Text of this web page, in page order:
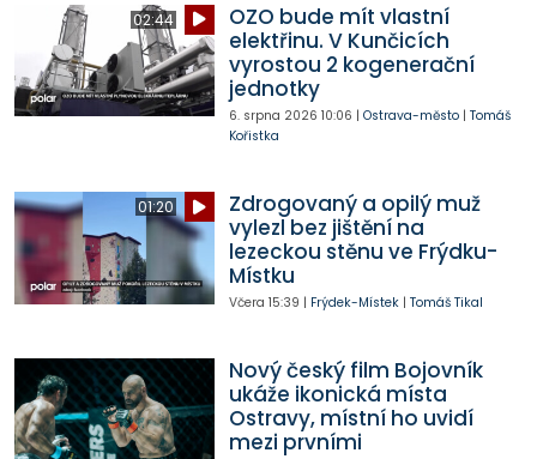
02:44
OZO bude mít vlastní
elektřinu. V Kunčicích
vyrostou 2 kogenerační
jednotky
6. srpna 2026 10:06 | Ostrava-město| Tomáš
Kořistka
01:20
Zdrogovaný a opilý muž
vylezl bez jištění na
lezeckou stěnu ve Frýdku-
Místku
Včera 15:39 | Frýdek-Místek| Tomáš Tikal
Nový český film Bojovník
ukáže ikonická místa
Ostravy, místní ho uvidí
mezi prvními